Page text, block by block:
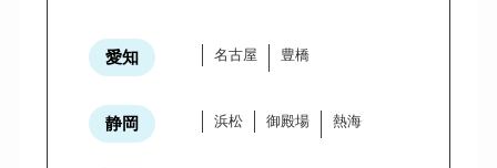
愛知 名古屋 豊橋
静岡 浜松 御殿場 熱海